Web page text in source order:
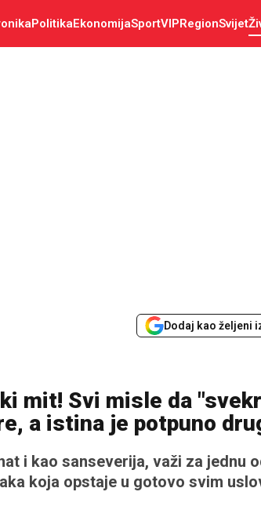
PolitikaEkonomijaSportVIPRegionSvijet
Dodaj kao željeni
mit! Svi misle da
a istina je potpuno
i kao sanseverija, važi za jednu
koja opstaje u gotovo svim